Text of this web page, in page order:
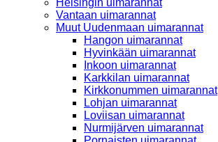
Vantaan uimarannat
Muut Uudenmaan uimarannat
Hangon uimarannat
Hyvinkään uimarannat
Inkoon uimarannat
Karkkilan uimarannat
Kirkkonummen uimarannat
Lohjan uimarannat
Loviisan uimarannat
Nurmijärven uimarannat